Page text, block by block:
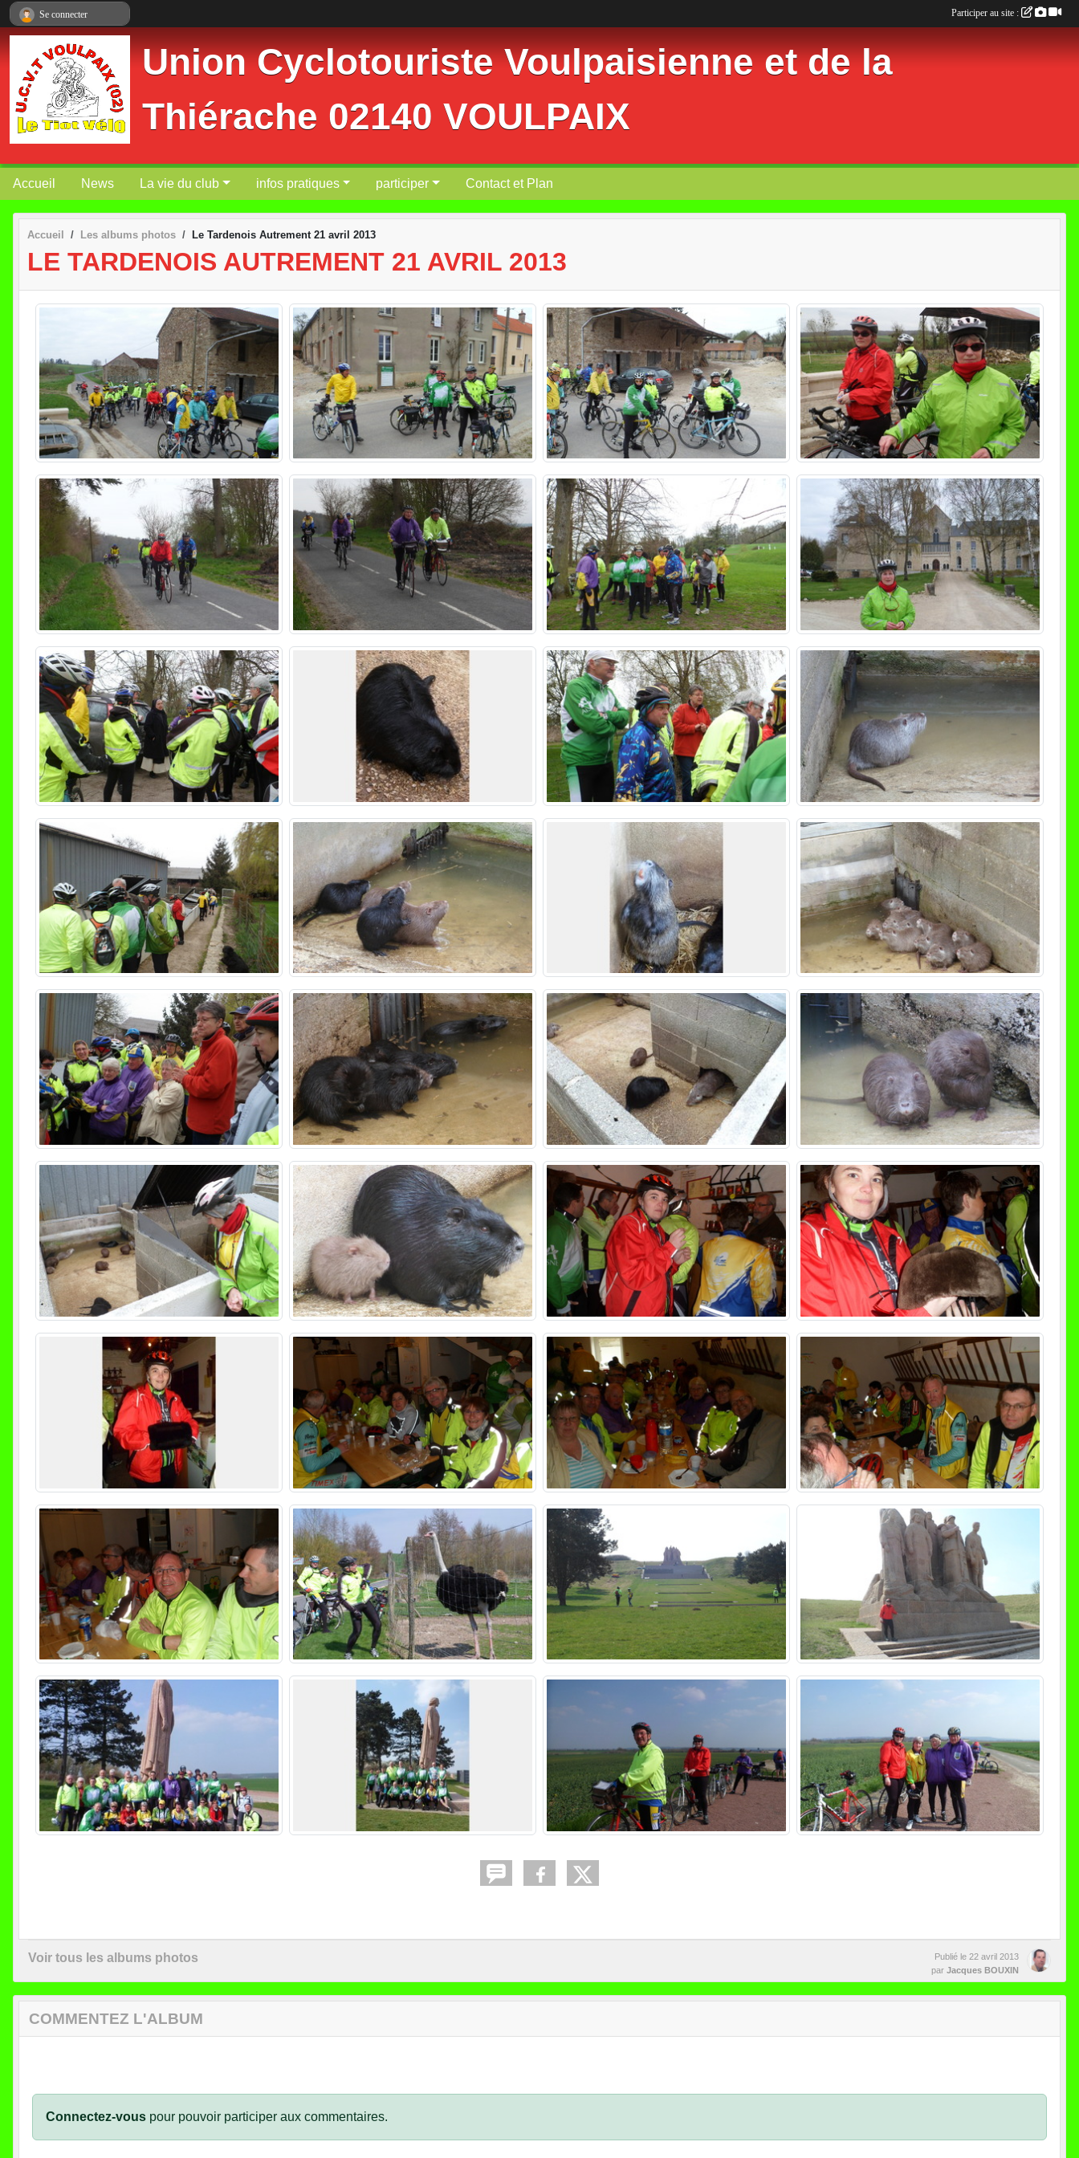
Union Cyclotouriste Voulpaisienne et de la
Thiérache 02140 VOULPAIX
Accueil News La vie du club infos pratiques participer Contact et Plan
Accueil Les albums photos Le Tardenois Autrement 21 avril 2013
LE TARDENOIS AUTREMENT 21 AVRIL 2013
Voir tous les albums photos Publié le 22 avril 2013
par Jacques BOUXIN
COMMENTEZ L'ALBUM
Connectez-vous pour pouvoir participer aux commentaires.
Se connecter Participer au site :
Panneau de gestion des cookies